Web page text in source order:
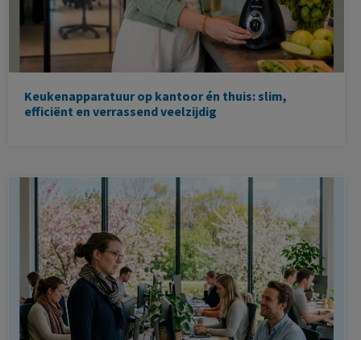
Keukenapparatuur op kantoor én thuis: slim,
efficiënt en verrassend veelzijdig